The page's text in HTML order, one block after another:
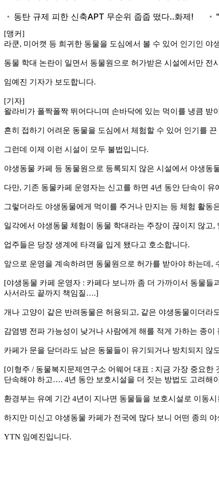
[앵커]
라쿤, 미어캣 등 희귀한 동물을 도심에서 볼 수 있어 인기인 야
동물 학대 논란이 일면서 동물원으로 허가받은 시설에서만
임예진 기자가 보도합니다.
[기자]
왈라비가 폴짝폴짝 뛰어다니며 손바닥에 있는 먹이를 냉큼 받
흔히 접하기 어려운 동물을 도심에서 체험할 수 있어 인기를
그런데 이제 이런 시설이 모두 불법입니다.
야생동물 카페 등 동물원으로 등록되지 않은 시설에서 야생
다만, 기존 동물카페 운영자는 신고를 하면 4년 동안 단속이 유
그렇더라도 야생동물에게 먹이를 주거나 만지는 등 체험 활동
일각에서 야생동물 체험이 동물 학대라는 주장이 끊이지 않
업주들은 당장 생계에 타격을 입게 됐다고 호소합니다.
앞으로 운영을 계속하려면 동물원으로 허가를 받아야 하는데
[야생동물 카페 운영자 : 카페다 보니까 좀 더 가까이서 동물
사서라도 끝까지 책임질….]
개나 고양이 같은 반려동물은 허용되고, 같은 야생동물이더
감염병 전파 가능성이 낮거나 사람에게 해를 적게 가하는 종
카페가 문을 닫더라도 남은 동물들이 유기되거나 방치되지 않
[이형주 / 동물복지문제연구소 어웨어 대표 : 지금 가장 중요
단속해야 하고…. 4년 동안 보호시설을 더 짓는 방법도 고려해
환경부는 유예 기간 4년이 지나면 동물들을 보호시설로 이동
하지만 미신고 야생동물 카페가 전국에 많다 보니 어떤 종의
YTN 임예진입니다.